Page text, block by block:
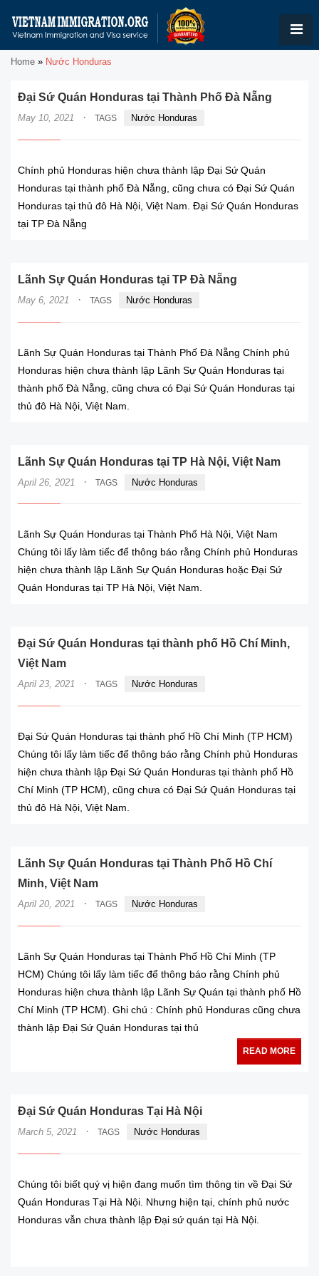
Home » Nước Honduras
Đại Sứ Quán Honduras tại Thành Phố Đà Nẵng
May 10, 2021 · TAGS Nước Honduras
Chính phủ Honduras hiện chưa thành lập Đại Sứ Quán
Honduras tại thành phố Đà Nẵng, cũng chưa có Đại Sứ Quán
Honduras tại thủ đô Hà Nội, Việt Nam. Đại Sứ Quán Honduras
tại TP Đà Nẵng
Lãnh Sự Quán Honduras tại TP Đà Nẵng
May 6, 2021 · TAGS Nước Honduras
Lãnh Sự Quán Honduras tại Thành Phố Đà Nẵng Chính phủ
Honduras hiện chưa thành lập Lãnh Sự Quán Honduras tại
thành phố Đà Nẵng, cũng chưa có Đại Sứ Quán Honduras tại
thủ đô Hà Nội, Việt Nam.
Lãnh Sự Quán Honduras tại TP Hà Nội, Việt Nam
April 26, 2021 · TAGS Nước Honduras
Lãnh Sự Quán Honduras tại Thành Phố Hà Nội, Việt Nam
Chúng tôi lấy làm tiếc để thông báo rằng Chính phủ Honduras
hiện chưa thành lập Lãnh Sự Quán Honduras hoặc Đại Sứ
Quán Honduras tại TP Hà Nội, Việt Nam.
Đại Sứ Quán Honduras tại thành phố Hồ Chí Minh,
Việt Nam
April 23, 2021 · TAGS Nước Honduras
Đại Sứ Quán Honduras tại thành phố Hồ Chí Minh (TP HCM)
Chúng tôi lấy làm tiếc để thông báo rằng Chính phủ Honduras
hiện chưa thành lập Đại Sứ Quán Honduras tại thành phố Hồ
Chí Minh (TP HCM), cũng chưa có Đại Sứ Quán Honduras tại
thủ đô Hà Nội, Việt Nam.
Lãnh Sự Quán Honduras tại Thành Phố Hồ Chí
Minh, Việt Nam
April 20, 2021 · TAGS Nước Honduras
Lãnh Sự Quán Honduras tại Thành Phố Hồ Chí Minh (TP
HCM) Chúng tôi lấy làm tiếc để thông báo rằng Chính phủ
Honduras hiện chưa thành lập Lãnh Sự Quán tại thành phố Hồ
Chí Minh (TP HCM). Ghi chú : Chính phủ Honduras cũng chưa
thành lập Đại Sứ Quán Honduras tại thủ
READ MORE
Đại Sứ Quán Honduras Tại Hà Nội
March 5, 2021 · TAGS Nước Honduras
Chúng tôi biết quý vị hiện đang muốn tìm thông tin về Đại Sứ
Quán Honduras Tại Hà Nội. Nhưng hiện tại, chính phủ nước
Honduras vẫn chưa thành lập Đại sứ quán tại Hà Nội.